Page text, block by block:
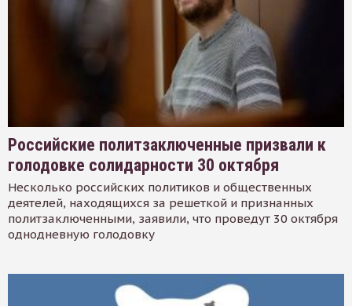
Российские политзаключенные призвали к
голодовке солидарности 30 октября
Несколько российских политиков и общественных
деятелей, находящихся за решеткой и признанных
политзаключенными, заявили, что проведут 30 октября
однодневную голодовку